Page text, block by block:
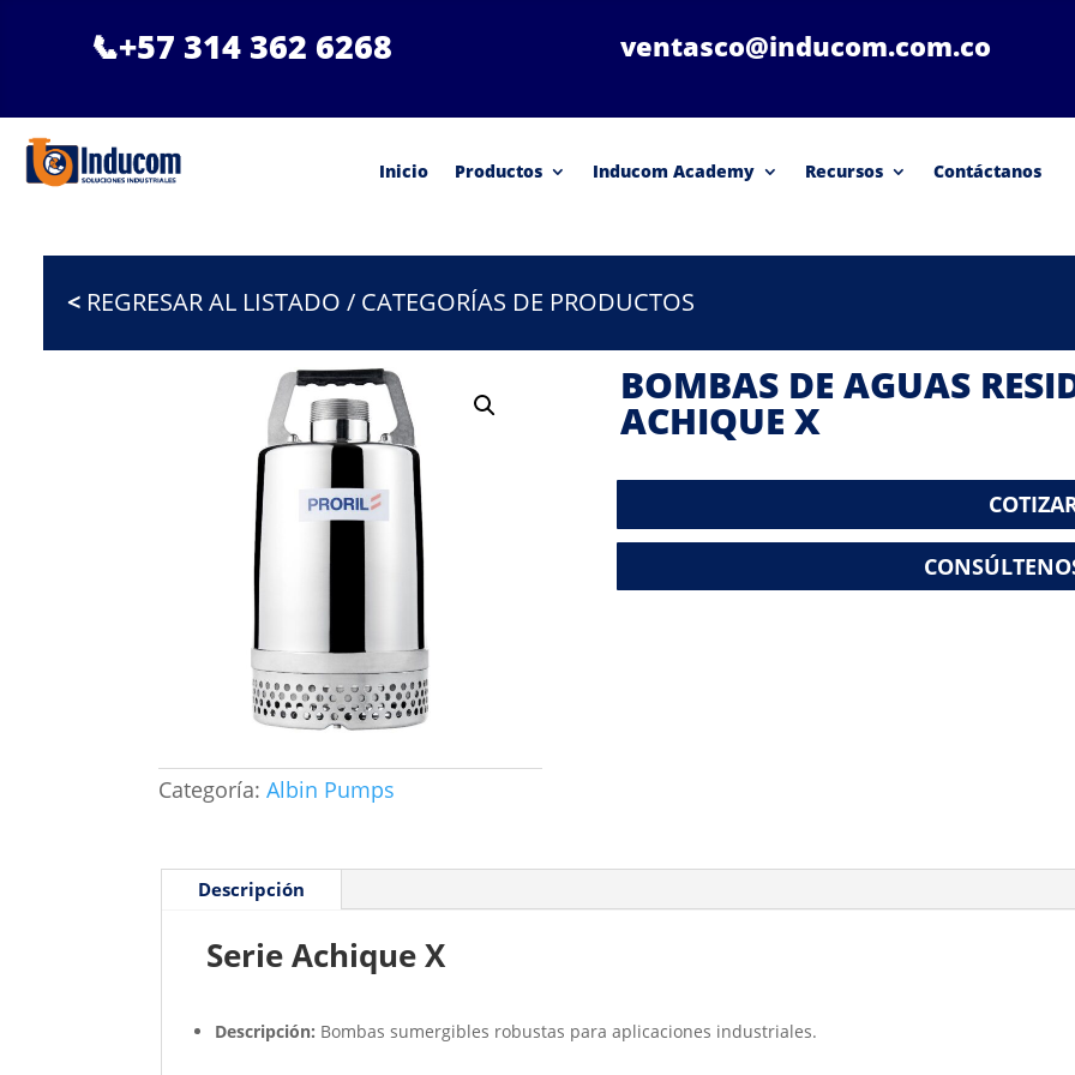
📞+57 314 362 6268 ventasco@inducom.com.co
Inicio Productos Inducom Academy Recursos Contáctanos
<REGRESAR AL LISTADO / CATEGORÍAS DE PRODUCTOS
Categoría: Albin Pumps
BOMBAS DE AGUAS
ACHIQUE X
Descripción
Serie Achique X
Descripción: Bombas sumergibles robustas para aplicaciones industriales.